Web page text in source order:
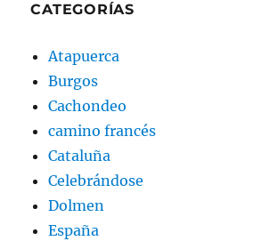
CATEGORÍAS
Atapuerca
Burgos
Cachondeo
camino francés
Cataluña
Celebrándose
Dolmen
España